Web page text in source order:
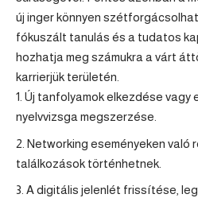
új inger könnyen
fókuszált tanulás és a tudatos
hozhatja meg számukra a várt
karrierjük területén.
Új tanfolyamok elkezdése vagy
nyelvvizsga megszerzése.
Networking eseményeken
találkozások történhetnek.
A digitális jelenlét frissítése,